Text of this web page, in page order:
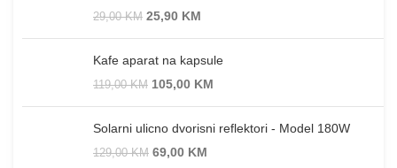
29,00KM 25,90 KM
Kafe aparat na kapsule
119,00KM 105,00 KM
Solarni ulicno dvorisni reflektori - Model 180W
129,00KM 69,00 KM